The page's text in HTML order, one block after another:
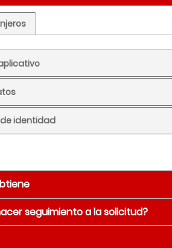
identidad
estudiante o egresado
seguimiento a la solicitud?